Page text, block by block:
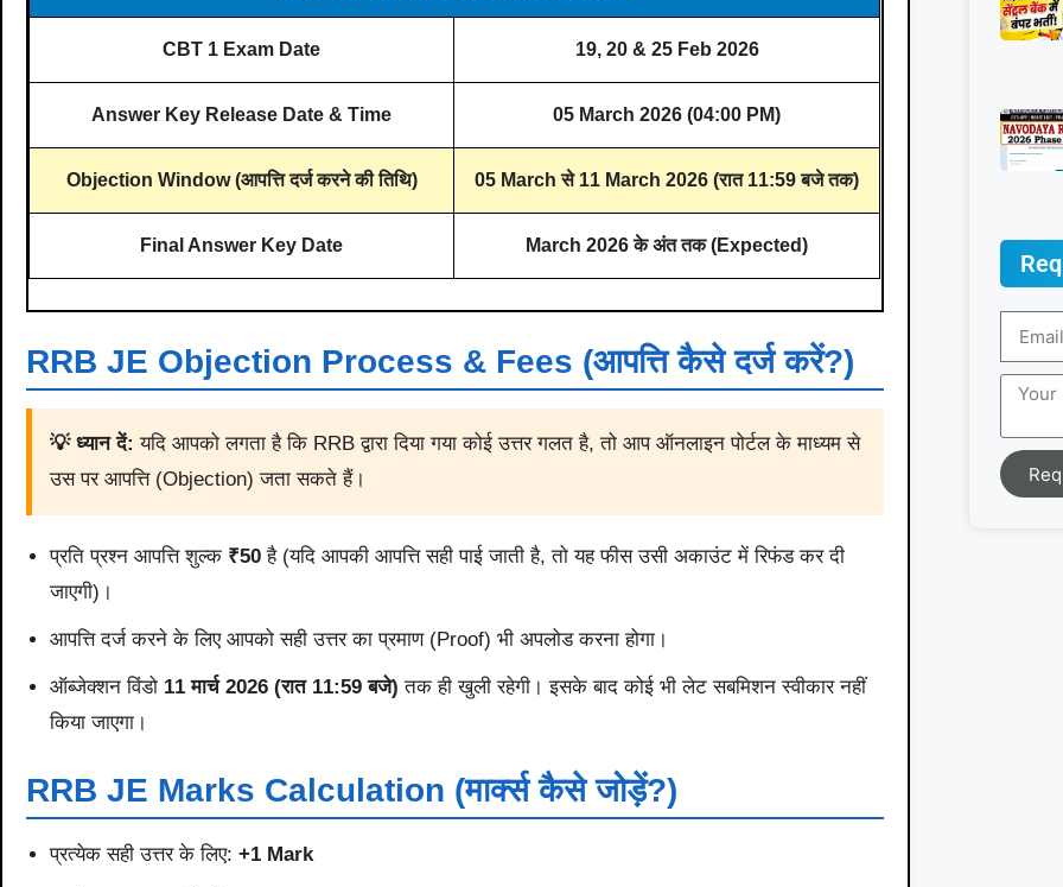
CBT 1 Exam Date 19, 20 & 25 Feb 2026
Answer Key Release Date & Time 05 March 2026 (04:00 PM)
Objection Window (आपत्ति दर्ज करने की तिथि) 05 March से 11 March 2026 (रात 11:59 बजे तक)
Final Answer Key Date March 2026 के अंत तक (Expected)
RRB JE Objection Process & Fees (आपत्ति कैसे दर्ज करें?)
💡 ध्यान दें: यदि आपको लगता है कि RRB द्वारा दिया गया कोई उत्तर गलत है, तो आप ऑनलाइन पोर्टल के माध्यम से
उस पर आपत्ति (Objection) जता सकते हैं।
प्रति प्रश्न आपत्ति शुल्क ₹50 है (यदि आपकी आपत्ति सही पाई जाती है, तो यह फीस उसी अकाउंट में रिफंड कर दी
जाएगी)।
आपत्ति दर्ज करने के लिए आपको सही उत्तर का प्रमाण (Proof) भी अपलोड करना होगा।
ऑब्जेक्शन विंडो 11 मार्च 2026 (रात 11:59 बजे) तक ही खुली रहेगी। इसके बाद कोई भी लेट सबमिशन स्वीकार नहीं
किया जाएगा।
RRB JE Marks Calculation (मार्क्स कैसे जोड़ें?)
प्रत्येक सही उत्तर के लिए: +1 Mark